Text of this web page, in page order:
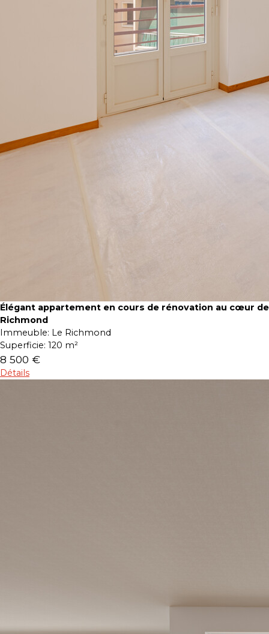
Élégant appartement en cours de rénovation au cœur de
Richmond
Immeuble: Le Richmond
Superficie: 120 m²
8 500 €
Détails